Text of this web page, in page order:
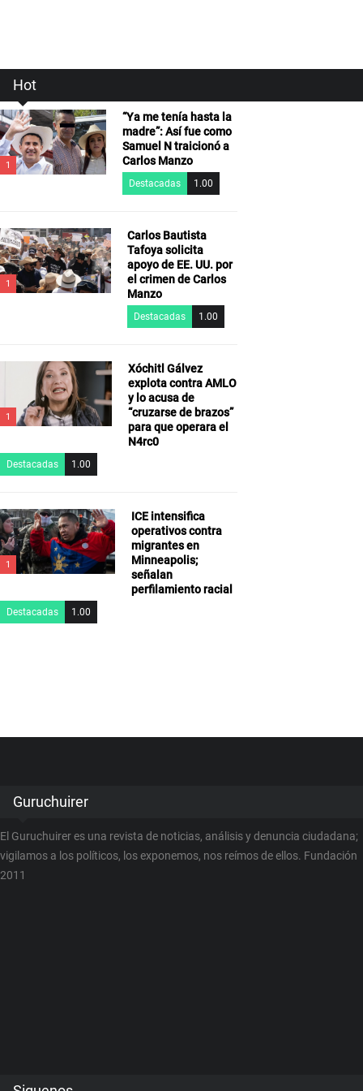
Hot
1
“Ya me tenía hasta la
madre”: Así fue como
Samuel N traicionó a
Carlos Manzo
Destacadas 1.00
1
Carlos Bautista
Tafoya solicita
apoyo de EE. UU. por
el crimen de Carlos
Manzo
Destacadas 1.00
1
Xóchitl Gálvez
explota contra AMLO
y lo acusa de
“cruzarse de brazos”
para que operara el
N4rc0
Destacadas 1.00
1
ICE intensifica
operativos contra
migrantes en
Minneapolis;
señalan
perfilamiento racial
Destacadas 1.00
Guruchuirer
El Guruchuirer es una revista de noticias, análisis y denuncia ciudadana;
vigilamos a los políticos, los exponemos, nos reímos de ellos. Fundación
2011